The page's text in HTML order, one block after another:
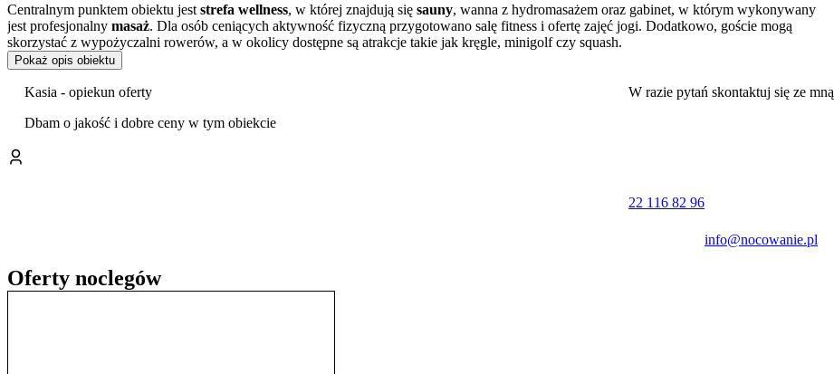
Centralnym punktem obiektu jest strefa wellness, w której znajdują się sauny, wanna z hydromasażem oraz gabinet, w którym wykonywany
jest profesjonalny masaż. Dla osób ceniących aktywność fizyczną przygotowano salę fitness i ofertę zajęć jogi. Dodatkowo, goście mogą
skorzystać z wypożyczalni rowerów, a w okolicy dostępne są atrakcje takie jak kręgle, minigolf czy squash.
Z myślą o najmłodszych przygotowano
Goście mogą korzystać z
na terenie posesji oraz z ogólnodostępnego tarasu i miejsca do grillowania. Obiekt akceptuje
pobyt ze zwierzętami domowymi za dodatkową opłatą. Zaplecze biznesowe obejmuje salę konferencyjną i wykładową, a personel oferuje usługi
Pensjonat jest dogodną bazą do zwiedzania. W odległości 500 m znajduje się Zamek Moravany nad Váhom, a 800 m dzieli go od klubu
Pokaż opis obiektu
Kasia - opiekun oferty
Dbam o jakość i dobre ceny w tym obiekcie
W razie pytań skontaktuj się ze mną
22 116 82 96
info@nocowanie.pl
Oferty noclegów